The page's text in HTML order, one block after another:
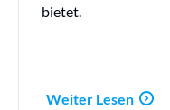
bietet.
Weiter Lesen